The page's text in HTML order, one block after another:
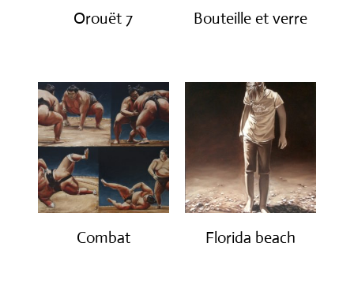
Orouët 7 Bouteille et verre
Combat Florida beach